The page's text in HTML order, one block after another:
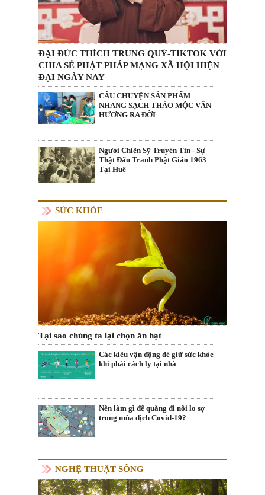
ĐẠI ĐỨC THÍCH TRUNG QUÝ-TIKTOK VỚI
CHIA SẺ PHẬT PHÁP MẠNG XÃ HỘI HIỆN
ĐẠI NGÀY NAY
CÂU CHUYỆN SẢN PHẨM
NHANG SẠCH THẢO MỘC VÂN
HƯƠNG RA ĐỜI
Người Chiến Sỹ Truyền Tin - Sự
Thật Đấu Tranh Phật Giáo 1963
Tại Huế
SỨC KHỎE
Tại sao chúng ta lại chọn ăn hạt
Các kiểu vận động để giữ sức khỏe
khi phải cách ly tại nhà
Nên làm gì để quẳng đi nỗi lo sợ
trong mùa dịch Covid-19?
NGHỆ THUẬT SỐNG